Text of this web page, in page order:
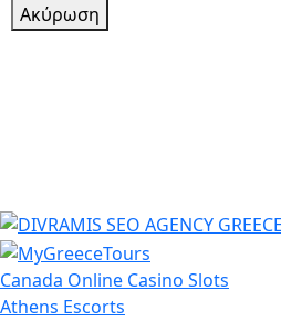
Aκύρωση
Canada Online Casino Slots
Athens Escorts